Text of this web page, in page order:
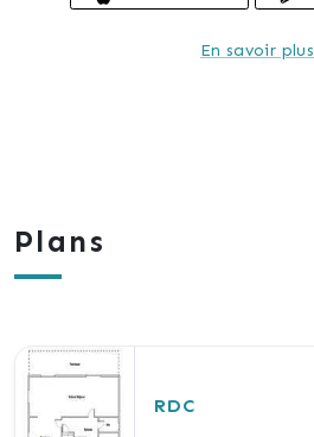
En savoir plus
Plans
RDC